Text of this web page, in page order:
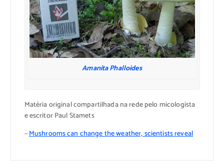
Amanita Phalloides
Matéria original compartilhada na rede pelo micologista
e escritor Paul Stamets
–Mushrooms can change the weather, scientists reveal